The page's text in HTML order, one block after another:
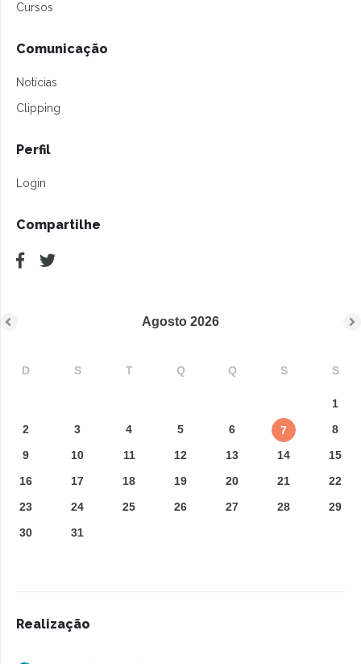
Cursos
Comunicação
Notícias
Clipping
Perfil
Login
Compartilhe
Agosto 2026
D S T Q Q S S
1
2
3 4 5 6 7
8
9
10 11 12 13 14
15
16
17 18 19 20 21
22
23
24 25 26 27 28
29
30
31
Realização